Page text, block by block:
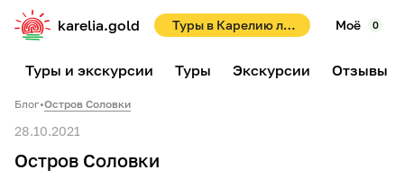
karelia.gold Туры в Карелию летом 2026! Раннее бронирование со скидками до 10%! Моё 0
Туры и экскурсии Туры Экскурсии Отзывы
Блог•Остров Соловки
28.10.2021
Остров Соловки